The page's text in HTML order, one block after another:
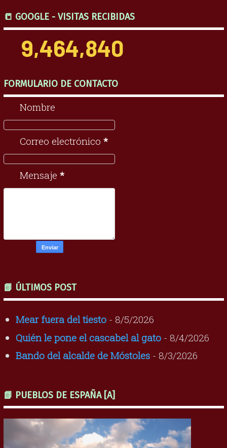
📒 GOOGLE - VISITAS RECIBIDAS
9,464,840
FORMULARIO DE CONTACTO
Nombre
Correo electrónico *
Mensaje *
📗 ÚLTIMOS POST
Mear fuera del tiesto- 8/5/2026
Quién le pone el cascabel al gato- 8/4/2026
Bando del alcalde de Móstoles- 8/3/2026
📗 PUEBLOS DE ESPAÑA [A]